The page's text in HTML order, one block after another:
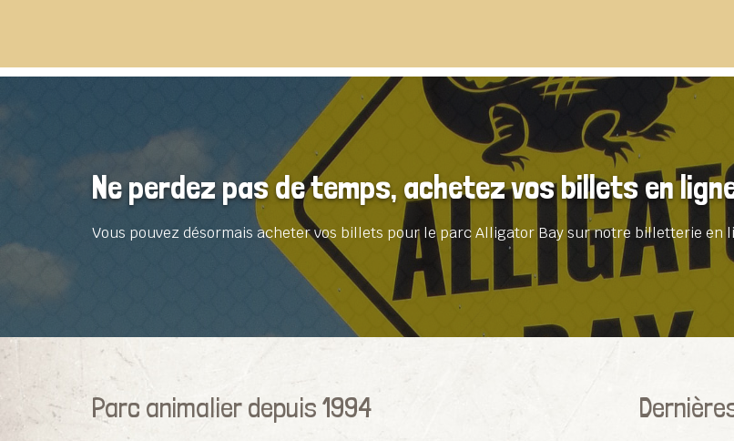
Ne perdez pas de temps, achetez vos billets en
Vous pouvez désormais acheter vos billets pour le parc Alligator Bay sur notre billetterie en
Parc animalier depuis 1994